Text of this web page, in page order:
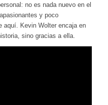
no es nada nuevo en el
y poco
aquí. Kevin Wolter encaja en
sino gracias a ella.